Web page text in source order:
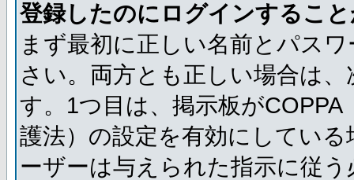
登録したのにログインするこ
まず最初に正しい名前とパス
さい。両方とも正しい場合は
す。1つ目は、掲示板が
護法）の設定を有効にしてい
ーザーは与えられた指示に従